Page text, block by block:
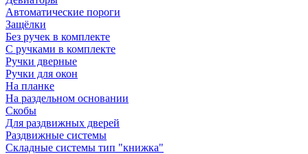
Автоматические пороги
Защёлки
Без ручек в комплекте
С ручками в комплекте
Ручки дверные
Ручки для окон
На планке
На раздельном основании
Скобы
Для раздвижных дверей
Раздвижные системы
Складные системы тип "книжка"